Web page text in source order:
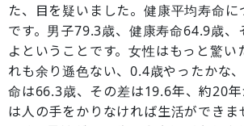
た、目を疑いました。健康平均寿命に
です。男子79.3歳、健康寿命64.9歳、
よということです。女性はもっと驚い
れも余り遜色ない、0.4歳やったかな
命は66.3歳、その差は19.6年、約20
は人の手をかりなければ生活ができま